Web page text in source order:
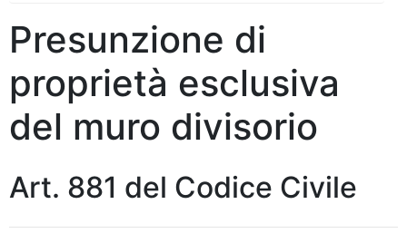
Presunzione di
proprietà esclusiva
del muro divisorio
Art. 881 del Codice Civile